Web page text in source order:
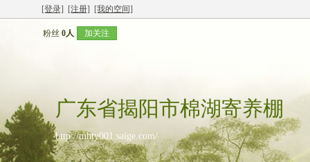
[登录] [注册] [我的空间]
粉丝 0人 加关注
广东省揭阳市棉湖寄养棚
http://mhty001.saige.com/